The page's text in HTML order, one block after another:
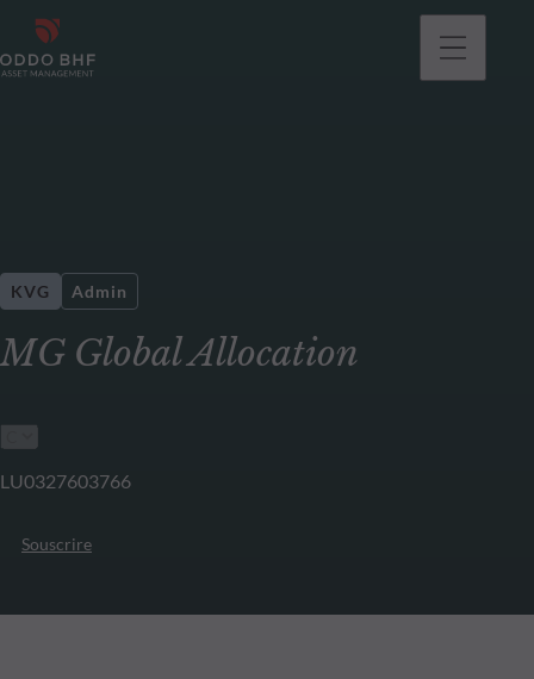
MG Global Allocation
KVG Admin
LU0327603766
Souscrire